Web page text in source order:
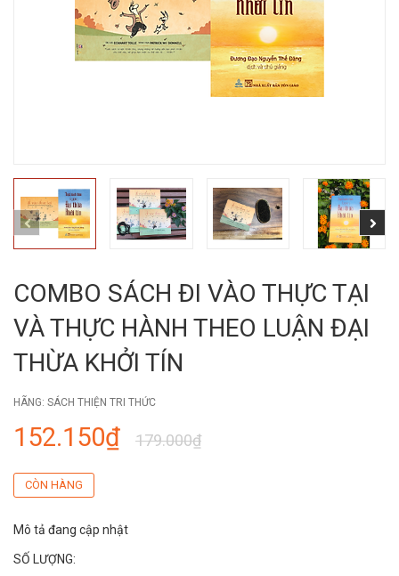
COMBO SÁCH ĐI VÀO THỰC TẠI
VÀ THỰC HÀNH THEO LUẬN ĐẠI
THỪA KHỞI TÍN
HÃNG: SÁCH THIỆN TRI THỨC
152.150₫ 179.000₫
CÒN HÀNG
Mô tả đang cập nhật
SỐ LƯỢNG: